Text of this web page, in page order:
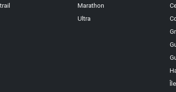
Marathon
Ultra